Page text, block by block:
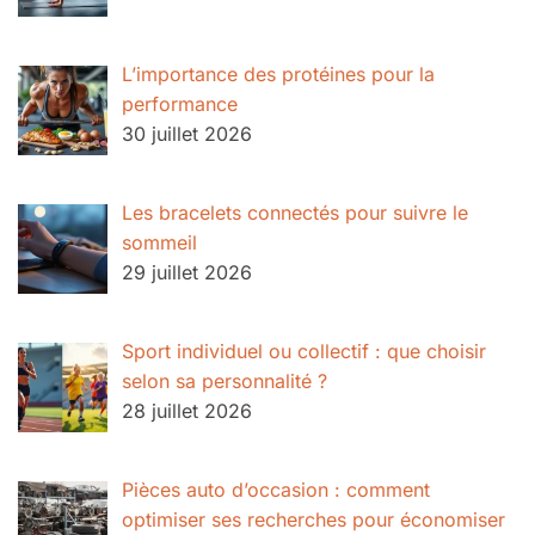
L’importance des protéines pour la
performance
30 juillet 2026
Les bracelets connectés pour suivre le
sommeil
29 juillet 2026
Sport individuel ou collectif : que choisir
selon sa personnalité ?
28 juillet 2026
Pièces auto d’occasion : comment
optimiser ses recherches pour économiser